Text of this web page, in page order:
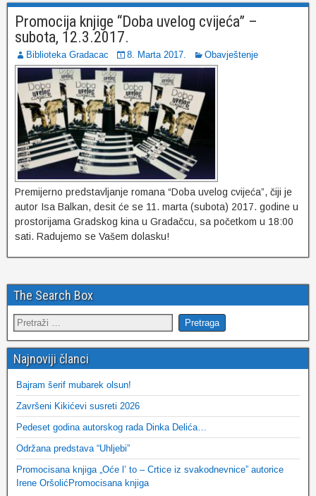
Promocija knjige “Doba uvelog cvijeća” –
subota, 12.3.2017.
Biblioteka Gradacac 8. Marta 2017. Obavještenje
Premijerno predstavljanje romana “Doba uvelog cvijeća”, čiji je
autor Isa Balkan, desit će se 11. marta (subota) 2017. godine u
prostorijama Gradskog kina u Gradačcu, sa početkom u 18:00
sati. Radujemo se Vašem dolasku!
The Search Box
Najnoviji članci
Bajram šerif mubarek olsun!
Završeni Kikićevi susreti 2026
Pedeset godina autorskog rada Dinka Delića…
Održana predstava “Uhljebi”
Promocisana knjiga „Oće l’ to – Crtice iz svakodnevnice” autorice
Irene OršolićPromocisana knjiga